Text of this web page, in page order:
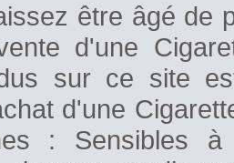
être âgé de
d'une
sur ce site
d'une
: Sensibles